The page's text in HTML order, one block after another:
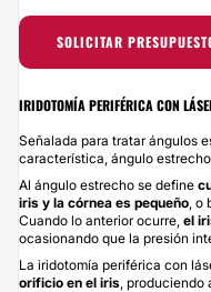
SOLICITAR
IRIDOTOMÍA PERIFÉRICA CON
Señalada para tratar ángulos
característica, ángulo
Al ángulo estrecho se define
iris y la córnea es pequeño ,
Cuando lo anterior ocurre, el
ocasionando que la presión
La iridotomía periférica con
orificio en el iris ,